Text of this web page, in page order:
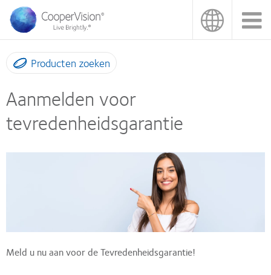
Overslaan
naar
de
inhoud
gaan
Producten zoeken
Aanmelden voor
tevredenheidsgarantie
Meld u nu aan voor de Tevredenheidsgarantie!